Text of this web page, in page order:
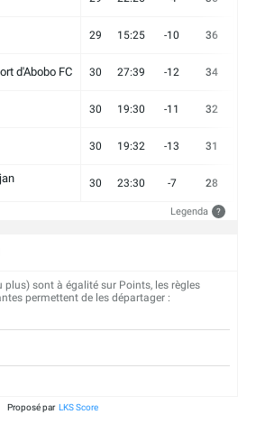
29 15:25 -10 36
d'Abobo FC 30 27:39 -12 34
30 19:30 -11 32
30 19:32 -13 31
30 23:30 -7 28
Legenda ?
plus) sont à égalité sur Points, les règles
permettent de les départager :
Proposé par LKS Score